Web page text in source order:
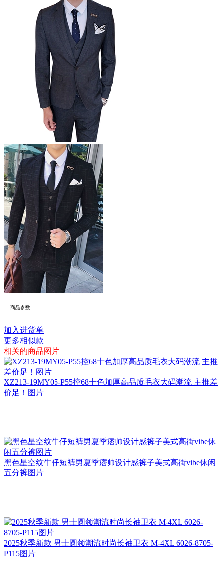
商品参数
加入进货单
更多相似款
相关的商品图片
XZ213-19MY05-P55控68十色加厚高品质毛衣大码潮流 主推差
价足！图片
黑色星空纹牛仔短裤男夏季痞帅设计感裤子美式高街vibe休闲
五分裤图片
2025秋季新款 男士圆领潮流时尚长袖卫衣 M-4XL 6026-8705-
P115图片